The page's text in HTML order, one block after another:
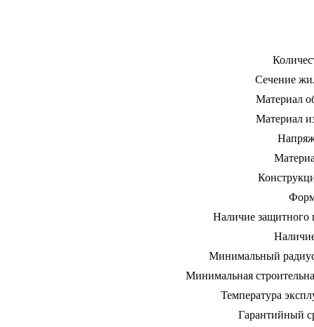
Сечение
Материал
Материал
Наличие защитного
Минимальный
Минимальная
Температура
Гарантийный